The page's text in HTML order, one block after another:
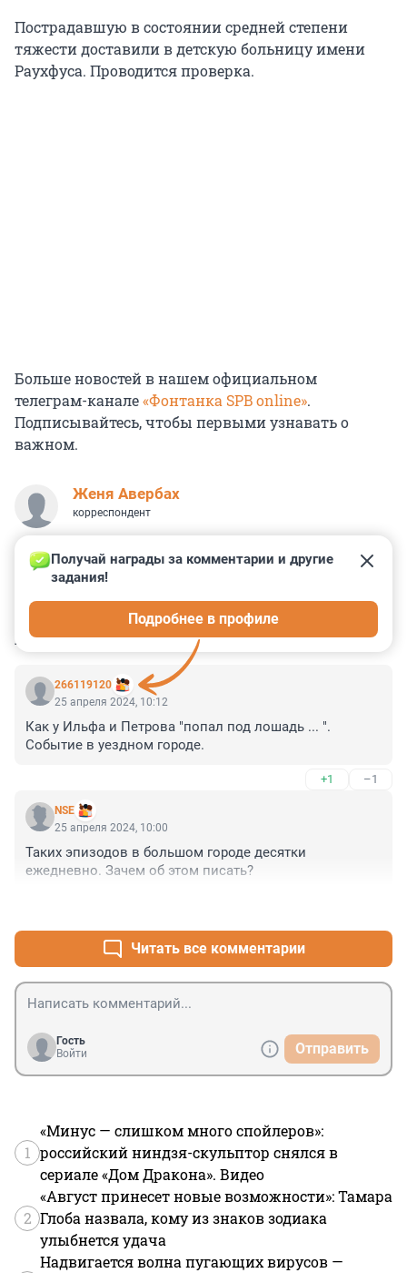
Пострадавшую в состоянии средней степени
тяжести доставили в детскую больницу имени
Раухфуса. Проводится проверка.
Больше новостей в нашем официальном
телеграм-канале«Фонтанка SPB online».
Подписывайтесь, чтобы первыми узнавать о
важном.
Женя Авербах
корреспондент
КОММЕНТАРИИ 2
266119120
Получай награды за комментарии и другие
задания!
Подробнее в профиле
25 апреля 2024, 10:12
Как у Ильфа и Петрова "попал под лошадь ... ".
Событие в уездном городе.
+1 –1
NSE
25 апреля 2024, 10:00
Таких эпизодов в большом городе десятки
ежедневно. Зачем об этом писать?
Читать все комментарии
Гость
Войти
Отправить
1
«Минус — слишком много спойлеров»:
российский ниндзя-скульптор снялся в
сериале «Дом Дракона». Видео
2
«Август принесет новые возможности»: Тамара
Глоба назвала, кому из знаков зодиака
улыбнется удача
Надвигается волна пугающих вирусов —